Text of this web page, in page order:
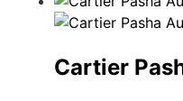
Cartier